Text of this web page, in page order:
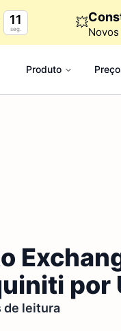
9
seg. 💥
Produto
por
de leitura